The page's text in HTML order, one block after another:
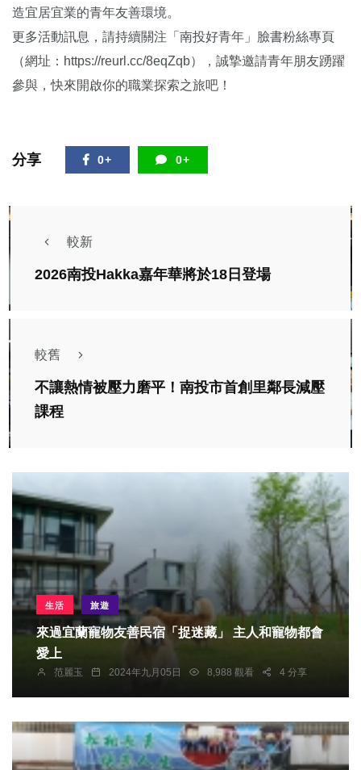
造宜居宜業的青年友善環境。
更多活動訊息，請持續關注「南投好青年」臉書粉絲專頁
（網址：https://reurl.cc/8eqZqb），誠摯邀請青年朋友踴躍
參與，快來開啟你的職業探索之旅吧！
分享 0+ 0+
較新
2026南投Hakka嘉年華將於18日登場
較舊
不讓熱情被壓力磨平！南投市首創里鄰長減壓
課程
生活 旅遊
來過宜蘭寵物友善民宿「捉迷藏」 主人和寵物都會
愛上
范麗玉 2024年九月05日 8,988 觀看 4 分享